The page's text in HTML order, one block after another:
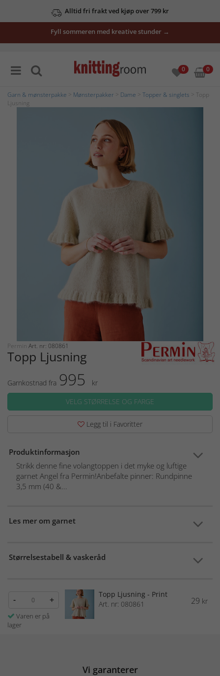
Alltid fri frakt ved kjøp over 799 kr
Fyll sommeren med kreative stunder →
0 0
Garn & mønsterpakke Mønsterpakker Dame Topper & singlets > Topp
Ljusning
Permin Art. nr: 080861
Topp Ljusning
Garnkostnad fra 995
kr
VELG STØRRELSE OG FARGE
Legg til i Favoritter
Produktinformasjon
Strikk denne fine volangtoppen i det myke og luftige
garnet Angel fra Permin!Anbefalte pinner: Rundpinne
3,5 mm (40 &...
Les mer om garnet
Størrelsestabell & vaskeråd
- +
Varen er på
lager
Topp Ljusning - Print
Art. nr: 080861
29 kr
Vi garanterer